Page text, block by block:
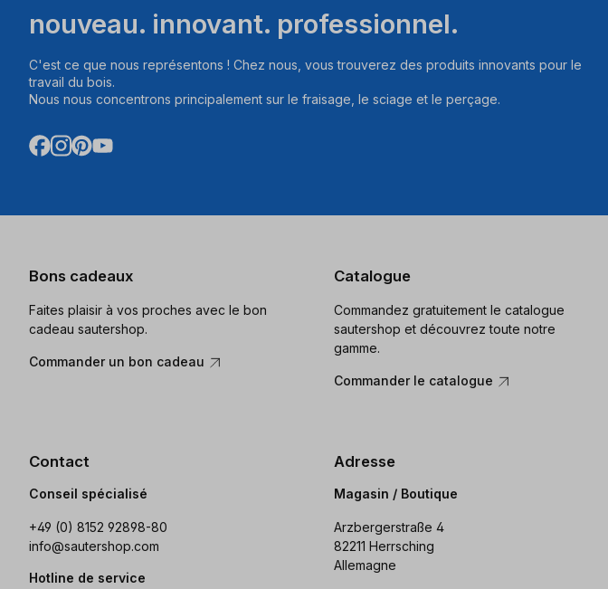
nouveau. innovant. professionnel.
C'est ce que nous représentons ! Chez nous, vous trouverez des produits innovants pour le
travail du bois.
Nous nous concentrons principalement sur le fraisage, le sciage et le perçage.
Bons cadeaux
Faites plaisir à vos proches avec le bon
cadeau sautershop.
Commander un bon cadeau
Catalogue
Commandez gratuitement le catalogue
sautershop et découvrez toute notre
gamme.
Commander le catalogue
Contact
Conseil spécialisé
+49 (0) 8152 92898-80
info@sautershop.com
Hotline de service
Adresse
Magasin / Boutique
Arzbergerstraße 4
82211 Herrsching
Allemagne